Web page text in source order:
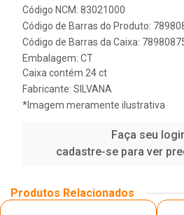
Código NCM: 83021000
Código de Barras do Produto:
Código de Barras da Caixa:
Embalagem: CT
Caixa contém 24 ct
Fabricante: SILVANA
*Imagem meramente ilustrativa
Faça seu
cadastre-se para ver
Produtos Relacionados